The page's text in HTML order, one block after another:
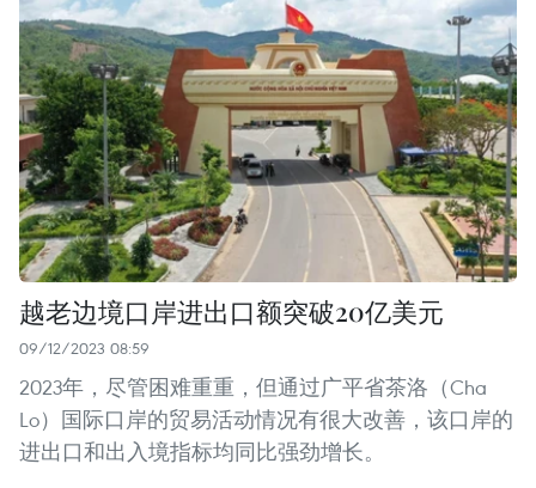
越老边境口岸进出口额突破20亿美元
09/12/2023 08:59
2023年，尽管困难重重，但通过广平省茶洛（Cha
Lo）国际口岸的贸易活动情况有很大改善，该口岸的
进出口和出入境指标均同比强劲增长。